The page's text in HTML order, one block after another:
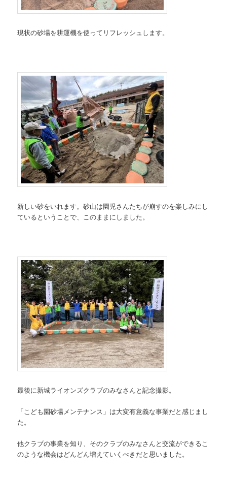
現状の砂場を耕運機を使ってリフレッシュします。
新しい砂をいれます。砂山は園児さんたちが崩すのを楽しみにし
ているということで、このままにしました。
最後に新城ライオンズクラブのみなさんと記念撮影。
「こども園砂場メンテナンス」は大変有意義な事業だと感じまし
た。
他クラブの事業を知り、そのクラブのみなさんと交流ができるこ
のような機会はどんどん増えていくべきだと思いました。